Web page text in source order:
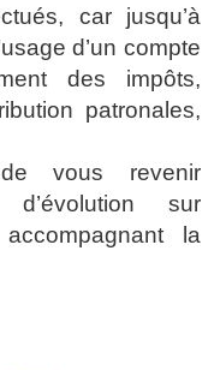
car jusqu’à
d’un compte
des impôts,
patronales,
vous revenir
sur
la